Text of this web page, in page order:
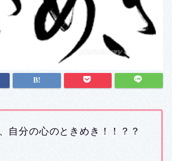
自分の心のときめき！！？？